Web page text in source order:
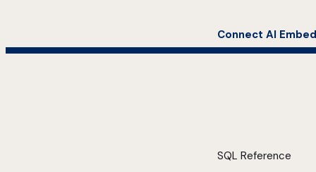
Connect AI Embed
SQL Reference